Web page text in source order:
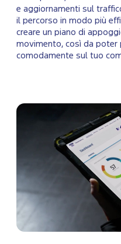
e aggiornamenti sul
il percorso in modo più
creare un piano di
movimento, così da poter
comodamente sul tuo